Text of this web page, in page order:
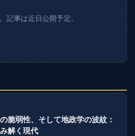
記事は近日公開予定。
脆弱性、そして地政学の波紋：
解く現代